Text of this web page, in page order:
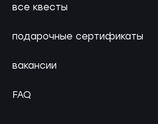
все квесты
подарочные сертификаты
вакансии
FAQ